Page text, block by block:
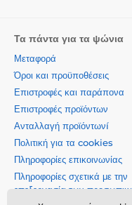
Τα πάντα για τα ψώνια
Μεταφορά
Όροι και προϋποθέσεις
Επιστροφές και παράπονα
Επιστροφές προϊόντων
Ανταλλαγή προϊόντωνí
Πολιτική για τα cookies
Πληροφορίες επικοινωνίας
Πληροφορίες σχετικά με την
επεξεργασία των